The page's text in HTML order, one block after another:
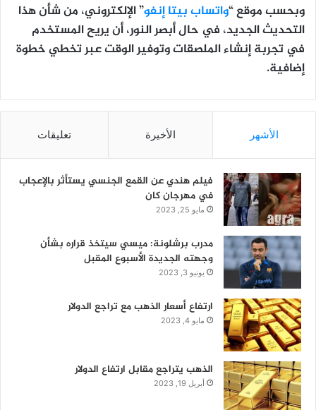
وبحسب موقع “واتساب بيتا إنفو” الإلكتروني، من شأن هذا
التحديث الجديد، في حال أبصر النور، أن يريح المستخدم
في تجربة إنشاء الملصقات وتوفير الوقت عبر تخطي خطوة
إضافية.
الأشهر الأخيرة تعليقات
فيلم هندي عن القمع الجنسي يستأثر بالإعجاب
في مهرجان كان
مايو 25, 2023
مدرب برشلونة: ميسي سيتخذ قراره بشأن
وجهته الجديدة الأسبوع المقبل
يونيو 3, 2023
ارتفاع أسعار الذهب مع تراجع الدولار
مايو 4, 2023
الذهب يتراجع مقابل ارتفاع الدولار
أبريل 19, 2023